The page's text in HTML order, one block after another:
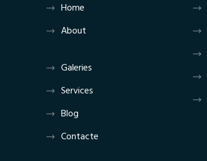
Home
About
Galeries
Services
Blog
Contacte